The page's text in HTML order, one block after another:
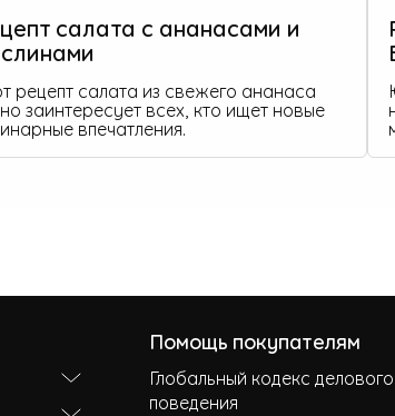
салата с ананасами и
рецепт салата из свежего ананаса
заинтересует всех, кто ищет новые
впечатления.
Помощь покупателям
Глобальный кодекс делового
поведения